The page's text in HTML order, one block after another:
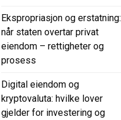
Ekspropriasjon og erstatning:
når staten overtar privat
eiendom – rettigheter og
prosess
Digital eiendom og
kryptovaluta: hvilke lover
gjelder for investering og